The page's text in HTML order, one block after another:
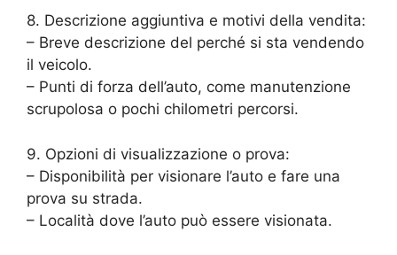
8. Descrizione aggiuntiva e motivi della vendita:
– Breve descrizione del perché si sta vendendo
il veicolo.
– Punti di forza dell’auto, come manutenzione
scrupolosa o pochi chilometri percorsi.
9. Opzioni di visualizzazione o prova:
– Disponibilità per visionare l’auto e fare una
prova su strada.
– Località dove l’auto può essere visionata.